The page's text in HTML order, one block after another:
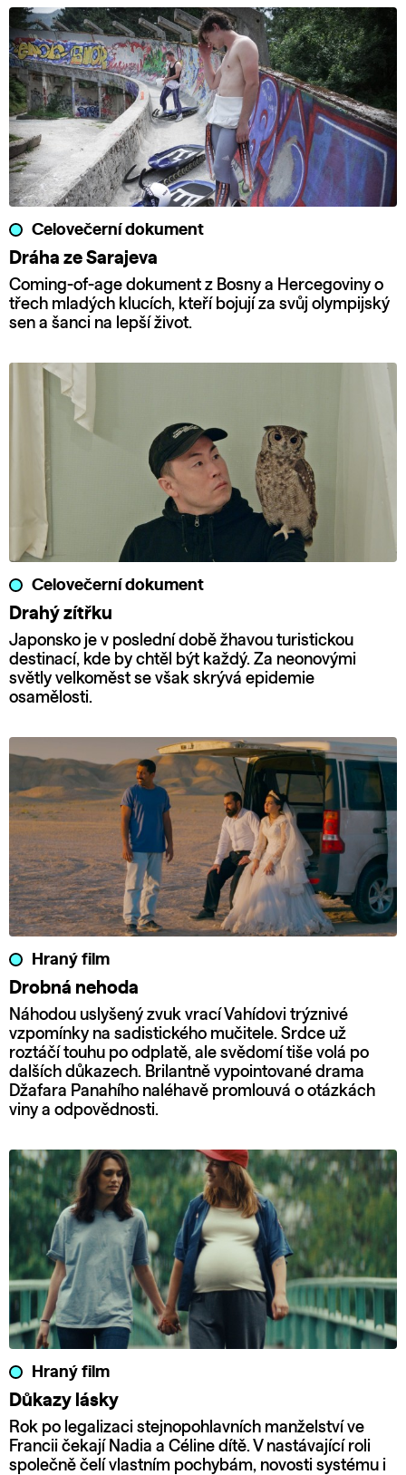
Celovečerní dokument
Dráha ze Sarajeva
Coming-of-age dokument z Bosny a Hercegoviny o
třech mladých klucích, kteří bojují za svůj olympijský
sen a šanci na lepší život.
Celovečerní dokument
Drahý zítřku
Japonsko je v poslední době žhavou turistickou
destinací, kde by chtěl být každý. Za neonovými
světly velkoměst se však skrývá epidemie
osamělosti.
Hraný film
Drobná nehoda
Náhodou uslyšený zvuk vrací Vahídovi trýznivé
vzpomínky na sadistického mučitele. Srdce už
roztáčí touhu po odplatě, ale svědomí tiše volá po
dalších důkazech. Brilantně vypointované drama
Džafara Panahího naléhavě promlouvá o otázkách
viny a odpovědnosti.
Hraný film
Důkazy lásky
Rok po legalizaci stejnopohlavních manželství ve
Francii čekají Nadia a Céline dítě. V nastávající roli
společně čelí vlastním pochybám, novosti systému i